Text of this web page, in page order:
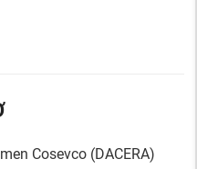
Cosevco (DACERA)